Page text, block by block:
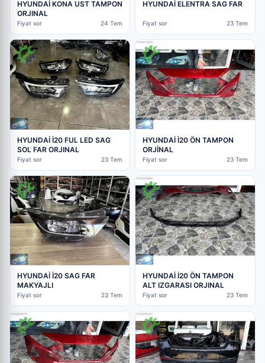
HYUNDAİ KONA UST TAMPON
ORJINAL
Fiyat sor 24 Tem
HYUNDAİ ELENTRA SAG FAR
Fiyat sor 23 Tem
HYUNDAİ İ20 FUL LED SAG
SOL FAR ORJINAL
Fiyat sor 23 Tem
HYUNDAİ İ20 ÖN TAMPON
ORJİNAL
Fiyat sor 23 Tem
HYUNDAİ İ20 SAG FAR
MAKYAJLI
Fiyat sor 23 Tem
HYUNDAİ İ20 ÖN TAMPON
ALT IZGARASI ORJINAL
Fiyat sor 23 Tem